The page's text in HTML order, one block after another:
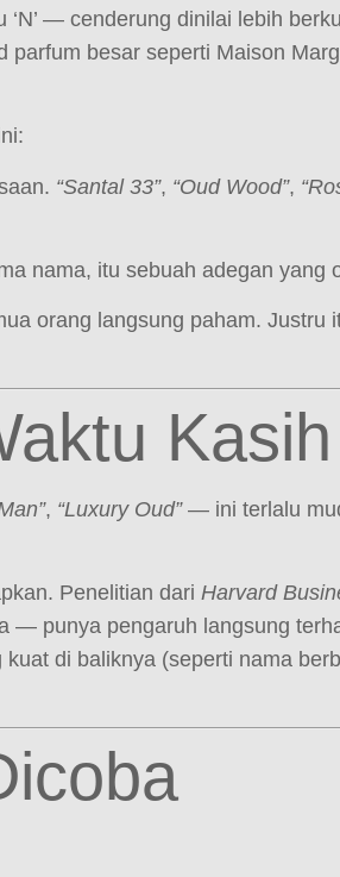
‘N’ — cenderung dinilai lebih
besar seperti Maison
“Santal 33”, “Oud Wood”,
nama, itu sebuah adegan yang
orang langsung paham. Justru
, “Luxury Oud”— ini terlalu
Penelitian dari Harvard
punya pengaruh langsung
di baliknya (seperti nama